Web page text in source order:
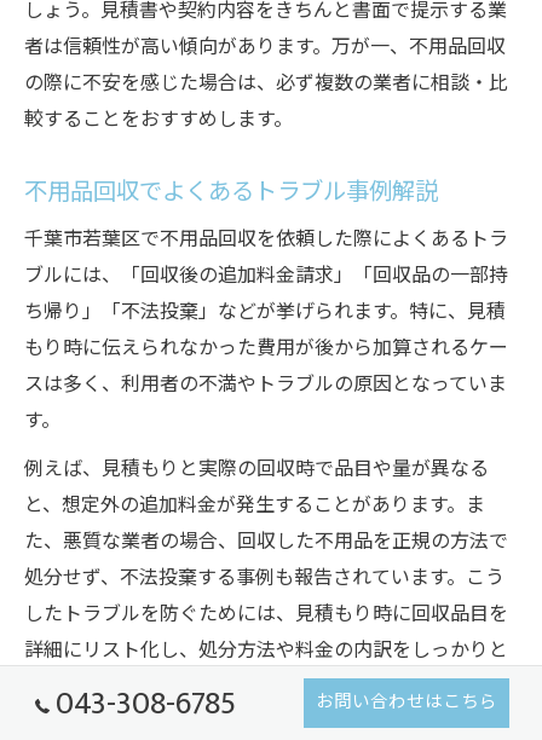
しょう。見積書や契約内容をきちんと書面で提示する業
者は信頼性が高い傾向があります。万が一、不用品回収
の際に不安を感じた場合は、必ず複数の業者に相談・比
較することをおすすめします。
不用品回収でよくあるトラブル事例解説
千葉市若葉区で不用品回収を依頼した際によくあるトラ
ブルには、「回収後の追加料金請求」「回収品の一部持
ち帰り」「不法投棄」などが挙げられます。特に、見積
もり時に伝えられなかった費用が後から加算されるケー
スは多く、利用者の不満やトラブルの原因となっていま
す。
例えば、見積もりと実際の回収時で品目や量が異なる
と、想定外の追加料金が発生することがあります。ま
た、悪質な業者の場合、回収した不用品を正規の方法で
処分せず、不法投棄する事例も報告されています。こう
したトラブルを防ぐためには、見積もり時に回収品目を
詳細にリスト化し、処分方法や料金の内訳をしっかりと
確認しておくことが大切です。
043-308-6785 お問い合わせはこちら